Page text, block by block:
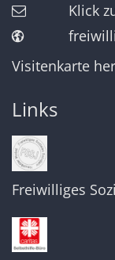
Klick
Visitenkarte
Links
Freiwilliges